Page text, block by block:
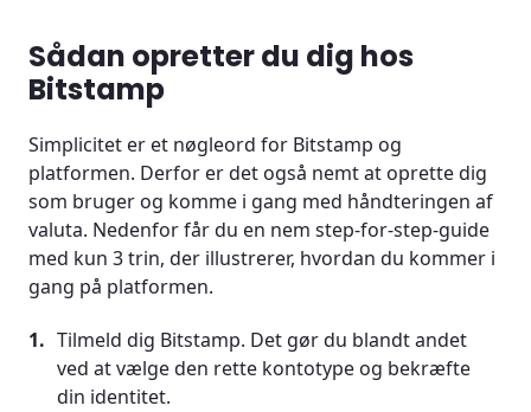
Sådan opretter du dig hos
Bitstamp
Simplicitet er et nøgleord for Bitstamp og
platformen. Derfor er det også nemt at oprette dig
som bruger og komme i gang med håndteringen af
valuta. Nedenfor får du en nem step-for-step-guide
med kun 3 trin, der illustrerer, hvordan du kommer i
gang på platformen.
Tilmeld dig Bitstamp. Det gør du blandt andet
ved at vælge den rette kontotype og bekræfte
din identitet.